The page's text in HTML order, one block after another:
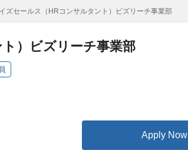
ズセールス（HRコンサルタント）ビズリーチ事業部
）ビズリーチ事業部
Apply Now